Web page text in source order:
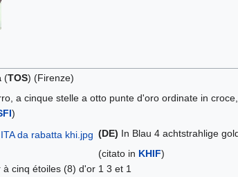
(TOS) (Firenze)
a cinque stelle a otto punte d'oro ordinate in
)
(DE) In Blau 4 achtstrahlige
(citato in KHIF)
à cinq étoiles (8) d'or 1 3 et 1